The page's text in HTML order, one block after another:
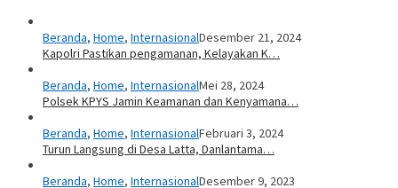
Beranda, Home, InternasionalDesember 21, 2024
Kapolri Pastikan pengamanan, Kelayakan K…
Beranda, Home, InternasionalMei 28, 2024
Polsek KPYS Jamin Keamanan dan Kenyamana…
Beranda, Home, InternasionalFebruari 3, 2024
Turun Langsung di Desa Latta, Danlantama…
Beranda, Home, InternasionalDesember 9, 2023